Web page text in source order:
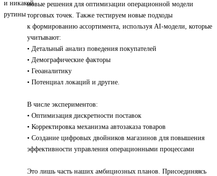
новые решения для оптимизации операционной модели
торговых точек. Также тестируем новые подходы
к формированию ассортимента, используя AI-модели, которые
учитывают:
• Детальный анализ поведения покупателей
• Демографические факторы
• Геоаналитику
• Потенциал локаций и другие.
В числе экспериментов:
• Оптимизация дискретности поставок
• Корректировка механизма автозаказа товаров
• Создание цифровых двойников магазинов для повышения
эффективности управления операционными процессами
Это лишь часть наших амбициозных планов. Присоединяясь